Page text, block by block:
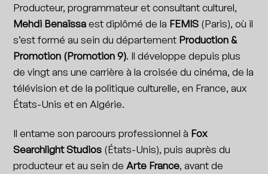
Producteur, programmateur et consultant culturel,
Mehdi Benaïssaest diplômé de la FEMIS (Paris), où il
s’est formé au sein du département Production &
Promotion (Promotion 9). Il développe depuis plus
de vingt ans une carrière à la croisée du cinéma, de la
télévision et de la politique culturelle, en France, aux
États-Unis et en Algérie.
Il entame son parcours professionnel à Fox
Searchlight Studios (États-Unis), puis auprès du
producteur et au sein deArte France, avant de